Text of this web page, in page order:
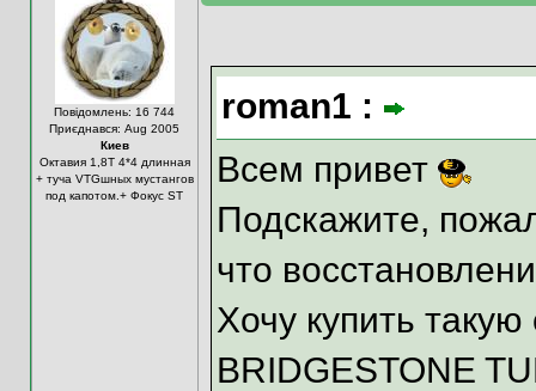
Повідомлень: 16 744
Приєднався: Aug 2005
Киев
Октавия 1,8Т 4*4 длинная
+ туча VTGшных мустангов
под капотом.+ Фокус ST
roman1 :
Всем привет
Подскажите,
что
Хочу купить
BRIDGESTONE